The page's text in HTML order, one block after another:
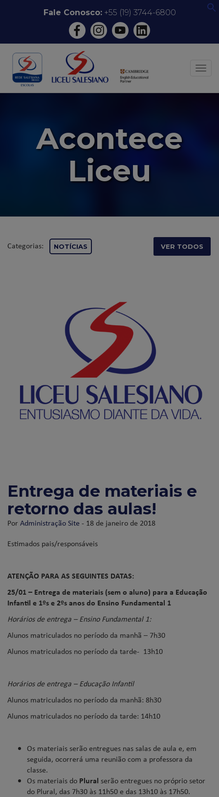
conteúdo
Fale Conosco:+55 (19) 3744-6800
Acontece
Liceu
Categorias: NOTÍCIAS VER TODOS
Entrega de materiais e
retorno das aulas!
PorAdministração Site - 18 de janeiro de 2018
Estimados pais/responsáveis
ATENÇÃO PARA AS SEGUINTES DATAS:
25/01 – Entrega de materiais (sem o aluno) para a Educação
Infantil e 1ºs e 2ºs anos do Ensino Fundamental 1
Horários de entrega – Ensino Fundamental 1:
Alunos matriculados no período da manhã – 7h30
Alunos matriculados no período da tarde- 13h10
Horários de entrega – Educação Infantil
Alunos matriculados no período da manhã: 8h30
Alunos matriculados no período da tarde: 14h10
Os materiais serão entregues nas salas de aula e, em
seguida, ocorrerá uma reunião com a professora da
classe.
Os materiais do Plural serão entregues no próprio setor
do Plural, das 7h30 às 11h50 e das 13h10 às 17h50.